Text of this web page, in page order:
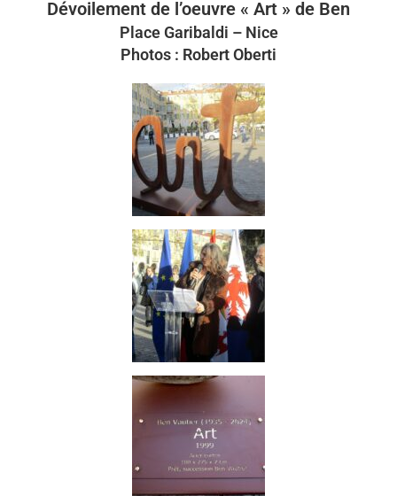
Dévoilement de l’oeuvre « Art » de Ben
Place Garibaldi – Nice
Photos : Robert Oberti